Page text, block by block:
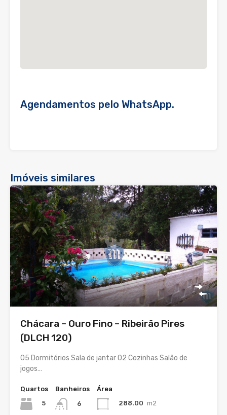
Agendamentos pelo WhatsApp.
Imóveis similares
Chácara – Ouro Fino – Ribeirão Pires
(DLCH 120)
05 Dormitórios Sala de jantar 02 Cozinhas Salão de
jogos…
Quartos
5
Banheiros
6
Área
288.00 m2